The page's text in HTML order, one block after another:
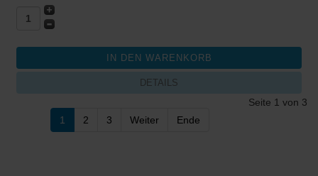
DETAILS
1 2 3 Weiter Ende
Seite 1 von 3